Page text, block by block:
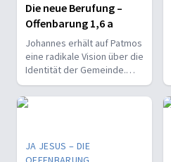
Die neue Berufung –
Offenbarung 1,6 a
Johannes erhält auf Patmos
eine radikale Vision über die
Identität der Gemeinde.
Entdecken Sie die Wahrheit
über ihre "priesterliche"
Berufung!
JA JESUS – DIE